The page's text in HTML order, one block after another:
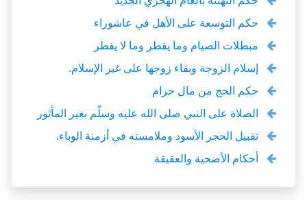
حكم التوسعة على الأهل في عاشوراء
مبطلات الصيام وما يفطر وما لا يفطر
إسلام الزوجة وبقاء زوجها على غير الإسلام.
حكم الحج من مال حرام
الصلاة على النبي صلى الله عليه وسلّم بغير المأثور
تقبيل الحجر الأسود وملامسته في أزمنة الوباء.
أحكام الأضحية والعقيقة